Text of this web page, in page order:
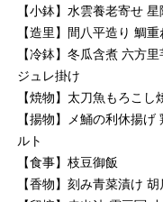
【小鉢】水雲養老寄せ
【造里】間八平造り 鯛
【冷鉢】冬瓜含煮 六方
ジュレ掛け
【焼物】太刀魚もろこ
【揚物】メ鯒の利休揚
ルト
【食事】枝豆御飯
【香物】刻み青菜漬け